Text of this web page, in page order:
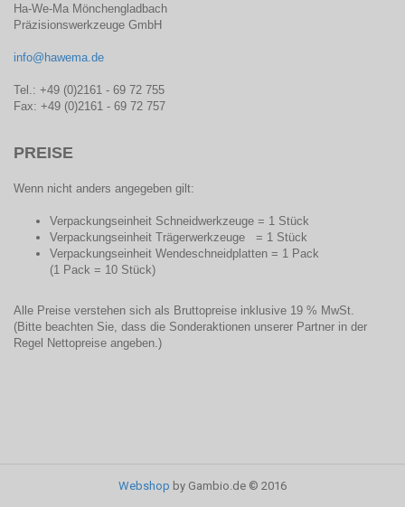
Ha-We-Ma Mönchengladbach
Präzisionswerkzeuge GmbH
info@hawema.de
Tel.: +49 (0)2161 - 69 72 755
Fax: +49 (0)2161 - 69 72 757
PREISE
Wenn nicht anders angegeben gilt:
Verpackungseinheit Schneidwerkzeuge = 1 Stück
Verpackungseinheit Trägerwerkzeuge = 1 Stück
Verpackungseinheit Wendeschneidplatten = 1 Pack
(1 Pack = 10 Stück)
Alle Preise verstehen sich als Bruttopreise inklusive 19 % MwSt.
(Bitte beachten Sie, dass die Sonderaktionen unserer Partner in der
Regel Nettopreise angeben.)
Webshop by Gambio.de © 2016